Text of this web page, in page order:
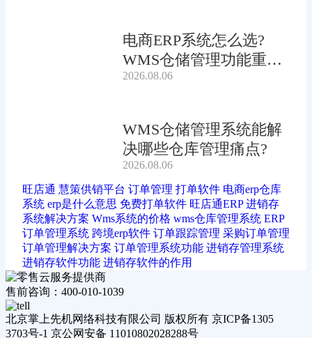
电商ERP系统怎么选?
WMS仓储管理功能重要
吗?
2026.08.06
WMS仓储管理系统能解
决哪些仓库管理痛点?
2026.08.06
旺店通 慧策供销平台 订单管理 打单软件 电商erp仓库
系统 erp是什么意思 免费打单软件 旺店通ERP 进销存
系统解决方案 Wms系统的价格 wms仓库管理系统 ERP
订单管理系统 跨境erp软件 订单跟踪管理 采购订单管理
订单管理解决方案 订单管理系统功能 进销存管理系统
进销存软件功能 进销存软件的作用
售前咨询：400-010-1039
北京掌上先机网络科技有限公司 版权所有 京ICP备1305
3703号-1 京公网安备 11010802028288号